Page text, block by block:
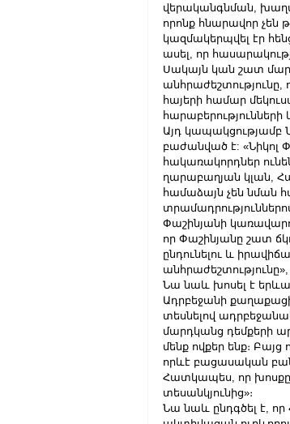
վերականգնման,
որոնք հնարավոր չեն
կազմակերպվել էր
ասել, որ
Սակայն կան շատ
հայերի համար
հարաբերությունների
Այդ կապակցությամբ
բաժանված է: «Նիկոլ
հակառակորդներ
ղարաբաղյան կլան,
համաձայն չեն նման
Փաշինյանի
որ Փաշինյանը շատ
ընդունելու և
անհրաժեշտությունը»,
Նա նաև խոսել է
Ադրբեջանի
տեսնելով
մարդկանց դեմքերի
մենք ովքեր ենք։
որևէ բացասական բան
Հատկապես, որ խոսքը
տեսանկյունից»։
Նա նաև ընդգծել է,